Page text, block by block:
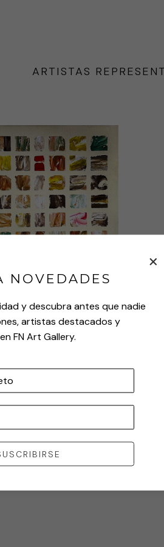
ARTISTAS
NOVEDADES
y descubra antes que nadie
artistas destacados y
FN Art Gallery.